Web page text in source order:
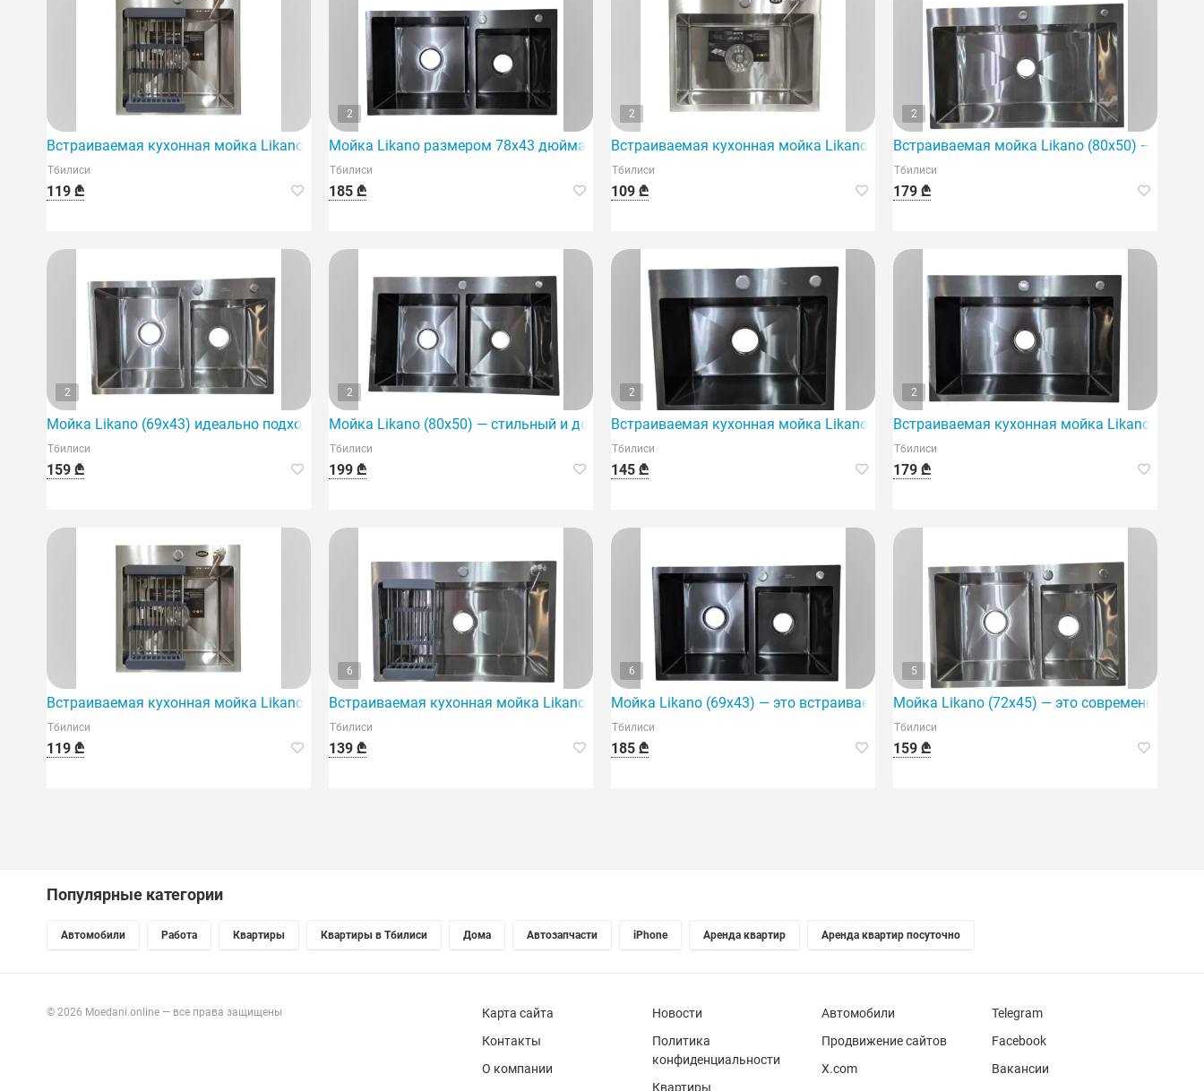
Встраиваемая кухонная мойка Likano (45x40) — идеальный выбор для любого дома.
Тбилиси
119 ₾
2
Мойка Likano размером 78x43 дюйма — это стандартная встраиваемая кухонная мойка.
Тбилиси
185 ₾
2
Встраиваемая кухонная мойка Likano (50x40) изготовлена из высококачественных
Тбилиси
109 ₾
2
Встраиваемая мойка Likano (80x50) —
Тбилиси
179 ₾
2
Мойка Likano (69x43) идеально подходит для встраиваемой установки на кухне.
Тбилиси
159 ₾
2
Мойка Likano (80x50) — стильный и долговечный выбор для вашей кухни.
Тбилиси
199 ₾
2
Встраиваемая кухонная мойка Likano (50x40) отличается компактными размерами.
Тбилиси
145 ₾
2
Встраиваемая кухонная мойка Likano
Тбилиси
179 ₾
Встраиваемая кухонная мойка Likano (45x40) — идеальный выбор для любой кухни.
Тбилиси
119 ₾
6
Встраиваемая кухонная мойка Likano — идеальное решение для вашей кухни.
Тбилиси
139 ₾
6
Мойка Likano (69x43) — это встраиваемая кухонная мойка.
Тбилиси
185 ₾
5
Мойка Likano (72x45) — это современная и
Тбилиси
159 ₾
Популярные категории
Автомобили Работа Квартиры Квартиры в Тбилиси Дома Автозапчасти iPhone Аренда квартир Аренда квартир посуточно
© 2026 Moedani.online — все права защищены
Карта сайта
Контакты
О компании
Новости
Политика
конфиденциальности
Квартиры
Автомобили
Продвижение сайтов
X.com
Telegram
Facebook
Вакансии